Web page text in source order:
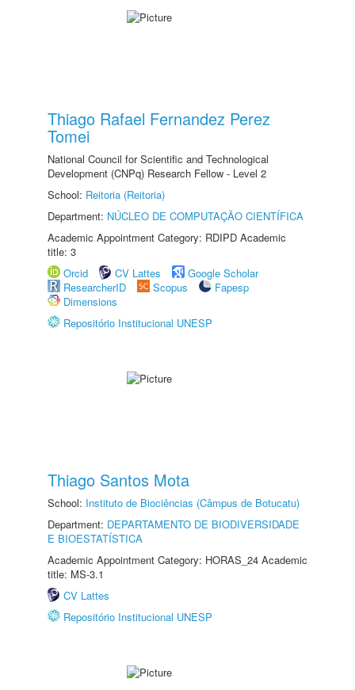
Thiago Rafael Fernandez Perez
Tomei
National Council for Scientific and Technological
Development (CNPq) Research Fellow - Level 2
School: Reitoria (Reitoria)
Department: NÚCLEO DE COMPUTAÇÃO CIENTÍFICA
Academic Appointment Category: RDIPD Academic
title: 3
Orcid
CV Lattes
Google Scholar
ResearcherID
Scopus
Fapesp
Dimensions
Repositório Institucional UNESP
Thiago Santos Mota
School: Instituto de Biociências (Câmpus de Botucatu)
Department: DEPARTAMENTO DE BIODIVERSIDADE
E BIOESTATÍSTICA
Academic Appointment Category: HORAS_24 Academic
title: MS-3.1
CV Lattes
Repositório Institucional UNESP